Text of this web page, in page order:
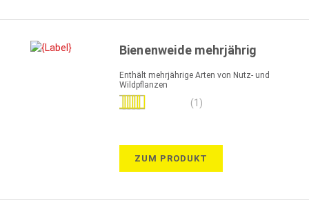
Bienenweide mehrjährig
Enthält mehrjährige Arten von Nutz- und
Wildpflanzen
Bewertung:
(1)
ZUM PRODUKT